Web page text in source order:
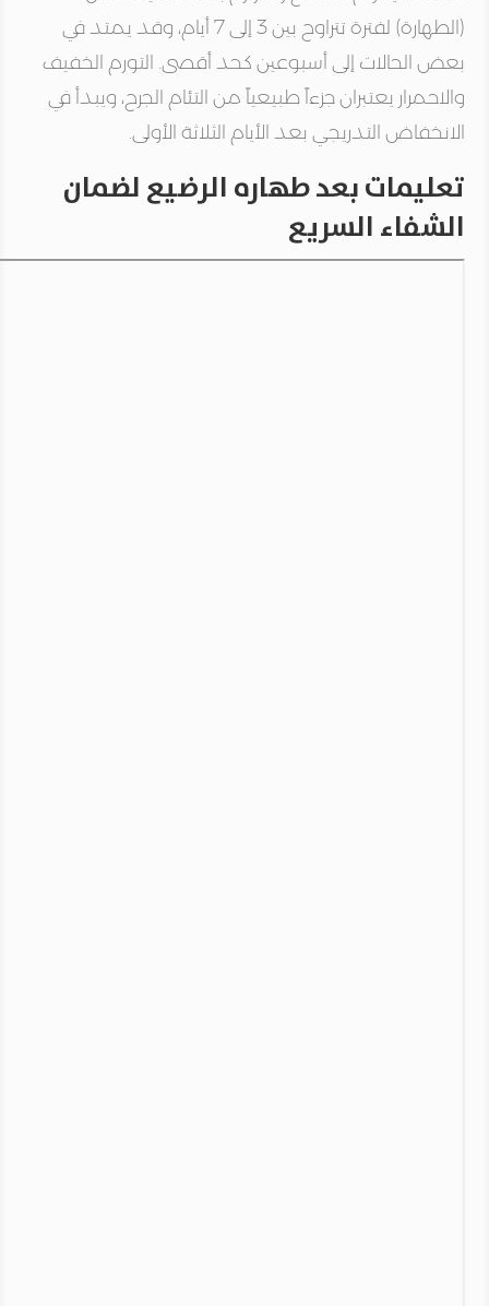
(الطهارة)
لفترة تتراوح بين 3 إلى 7 أيام، وقد يمتد في
بعض الحالات إلى أسبوعين كحد أقصى. التورم الخفيف
والاحمرار يعتبران جزءاً طبيعياً من التئام الجرح، ويبدأ في
الانخفاض التدريجي بعد الأيام الثلاثة الأولى.
تعليمات بعد طهاره الرضيع لضمان
الشفاء السريع